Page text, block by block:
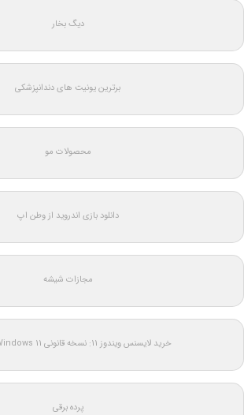
دیگ بخار
برترین یونیت های دندانپزشکی
محصولات مو
دانلود بازی اندروید از وطن اپ
مجازات شیشه
خرید لایسنس ویندوز 11: نسخه قانونی Windows 11 اورجینال
پرده برقی